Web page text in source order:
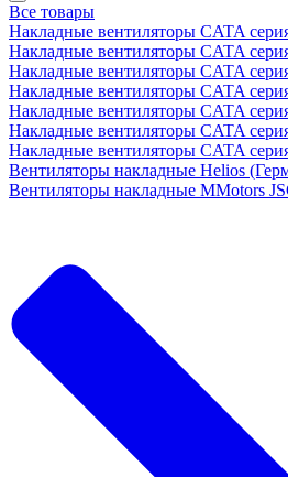
Все товары
Накладные вентиляторы CATA
Накладные вентиляторы CATA
Накладные вентиляторы CATA
Накладные вентиляторы CATA
Накладные вентиляторы CATA
Накладные вентиляторы CATA
Накладные вентиляторы CATA
Вентиляторы накладные Helios
Вентиляторы накладные MMotors